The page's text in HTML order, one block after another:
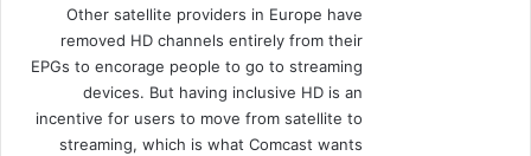
Other satellite providers in Europe have
removed HD channels entirely from their
EPGs to encorage people to go to streaming
devices. But having inclusive HD is an
incentive for users to move from satellite to
streaming, which is what Comcast wants